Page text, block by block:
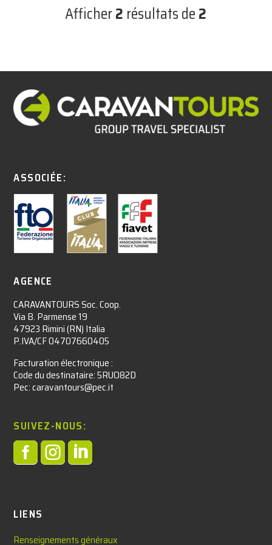
Afficher2 résultats de2
ASSOCIÉE:
AGENCE
CARAVANTOURS Soc. Coop.
Via B. Parmense 19
47923 Rimini (RN) Italia
P.IVA/CF 04707660405
Facturation électronique :​
Code du destinataire: 5RUO82D
Pec: caravantours@pec.it
SUIVEZ-NOUS:

LIENS
Renseignements généraux